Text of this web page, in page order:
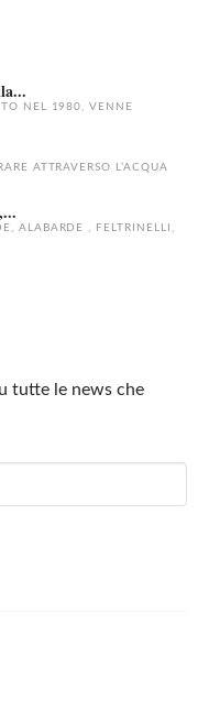
NEL 1980, VENNE
ATTRAVERSO L’ACQUA
ALABARDE , FELTRINELLI,
tutte le news che